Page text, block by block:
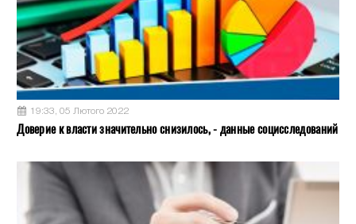
19:33, 05 Лютого 2022
Доверие к власти значительно снизилось, - данные социсследований